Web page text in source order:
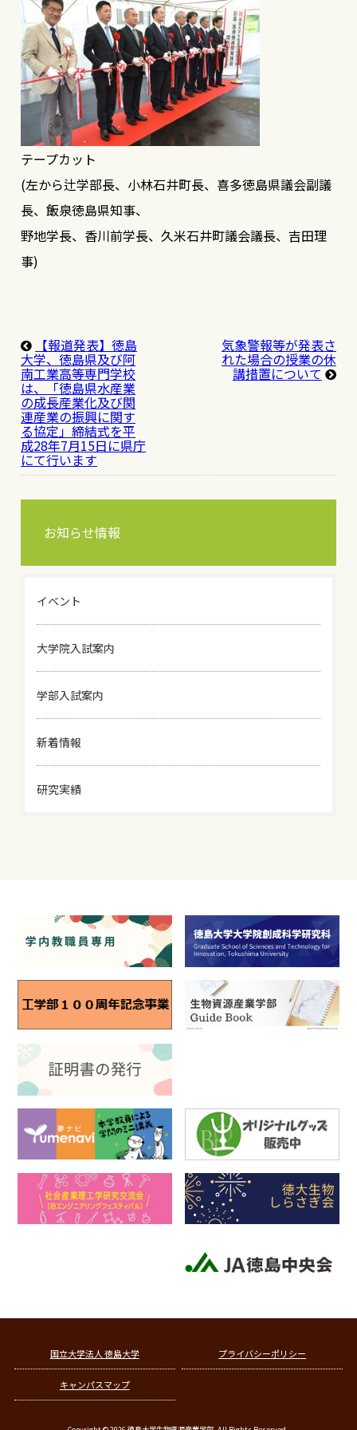
テープカット
(左から辻学部長、小林石井町長、喜多徳島県議会副議
長、飯泉徳島県知事、
野地学長、香川前学長、久米石井町議会議長、吉田理
事)
【報道発表】徳島
大学、徳島県及び阿
南工業高等専門学校
は、「徳島県水産業
の成長産業化及び関
連産業の振興に関す
る協定」締結式を平
成28年7月15日に県庁
にて行います
気象警報等が発表さ
れた場合の授業の休
講措置について
お知らせ情報
イベント
大学院入試案内
学部入試案内
新着情報
研究実績
国立大学法人 徳島大学 プライバシーポリシー
キャンパスマップ